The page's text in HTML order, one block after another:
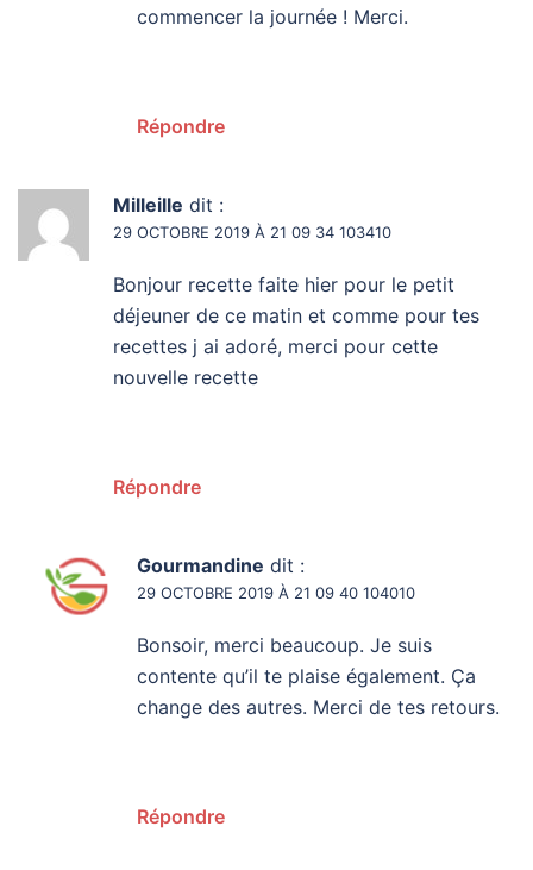
commencer la journée ! Merci.
Répondre
Milleille dit :
29 OCTOBRE 2019 À 21 09 34 103410
Bonjour recette faite hier pour le petit
déjeuner de ce matin et comme pour tes
recettes j ai adoré, merci pour cette
nouvelle recette
Répondre
Gourmandine dit :
29 OCTOBRE 2019 À 21 09 40 104010
Bonsoir, merci beaucoup. Je suis
contente qu’il te plaise également. Ça
change des autres. Merci de tes retours.
Répondre